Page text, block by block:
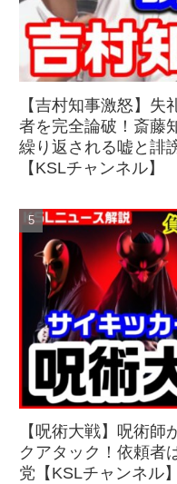
【吉村知事激怒】
者を完全論破！斎藤
繰り返される嘘と誹
【KSLチャンネル】
【呪術大戦】呪術師
クアタック！依頼者
党【KSLチャンネル】